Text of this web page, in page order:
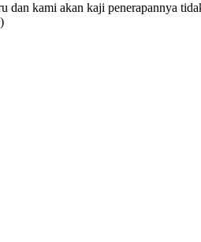
dan kami akan kaji penerapannya